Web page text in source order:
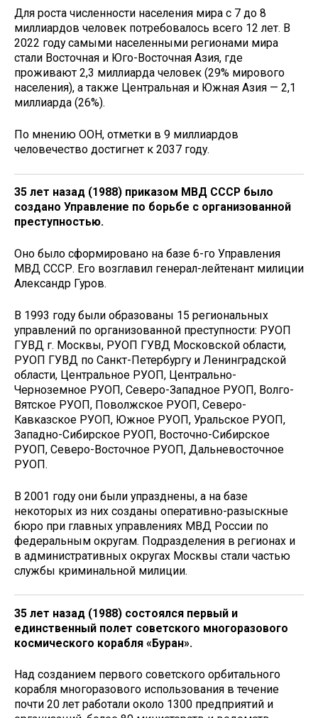
Для роста численности населения мира с 7 до 8
миллиардов человек потребовалось всего 12 лет. В
2022 году самыми населенными регионами мира
стали Восточная и Юго-Восточная Азия, где
проживают 2,3 миллиарда человек (29% мирового
населения), а также Центральная и Южная Азия — 2,1
миллиарда (26%).
По мнению ООН, отметки в 9 миллиардов
человечество достигнет к 2037 году.
35 лет назад (1988) приказом МВД СССР было
создано Управление по борьбе с организованной
преступностью.
Оно было сформировано на базе 6-го Управления
МВД СССР. Его возглавил генерал-лейтенант милиции
Александр Гуров.
В 1993 году были образованы 15 региональных
управлений по организованной преступности: РУОП
ГУВД г. Москвы, РУОП ГУВД Московской области,
РУОП ГУВД по Санкт-Петербургу и Ленинградской
области, Центральное РУОП, Центрально-
Черноземное РУОП, Северо-Западное РУОП, Волго-
Вятское РУОП, Поволжское РУОП, Северо-
Кавказское РУОП, Южное РУОП, Уральское РУОП,
Западно-Сибирское РУОП, Восточно-Сибирское
РУОП, Северо-Восточное РУОП, Дальневосточное
РУОП.
В 2001 году они были упразднены, а на базе
некоторых из них созданы оперативно-разыскные
бюро при главных управлениях МВД России по
федеральным округам. Подразделения в регионах и
в административных округах Москвы стали частью
службы криминальной милиции.
35 лет назад (1988) состоялся первый и
единственный полет советского многоразового
космического корабля «Буран».
Над созданием первого советского орбитального
корабля многоразового использования в течение
почти 20 лет работали около 1300 предприятий и